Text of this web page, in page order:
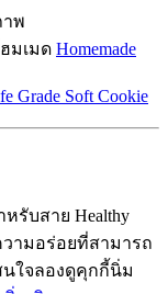
พ
มเมด Homemade
Grade Soft Cookie
รับสาย Healthy
ามอร่อยที่สามารถ
นใจลองดูคุกกี้นิ่ม